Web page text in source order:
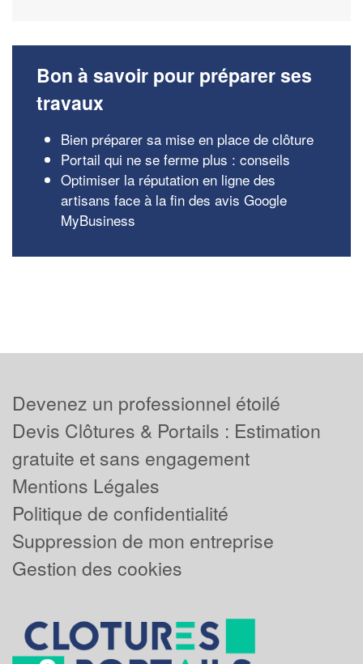
Bon à savoir pour préparer ses
travaux
Bien préparer sa mise en place de clôture
Portail qui ne se ferme plus : conseils
Optimiser la réputation en ligne des
artisans face à la fin des avis Google
MyBusiness
Devenez un professionnel étoilé
Devis Clôtures & Portails : Estimation
gratuite et sans engagement
Mentions Légales
Politique de confidentialité
Suppression de mon entreprise
Gestion des cookies